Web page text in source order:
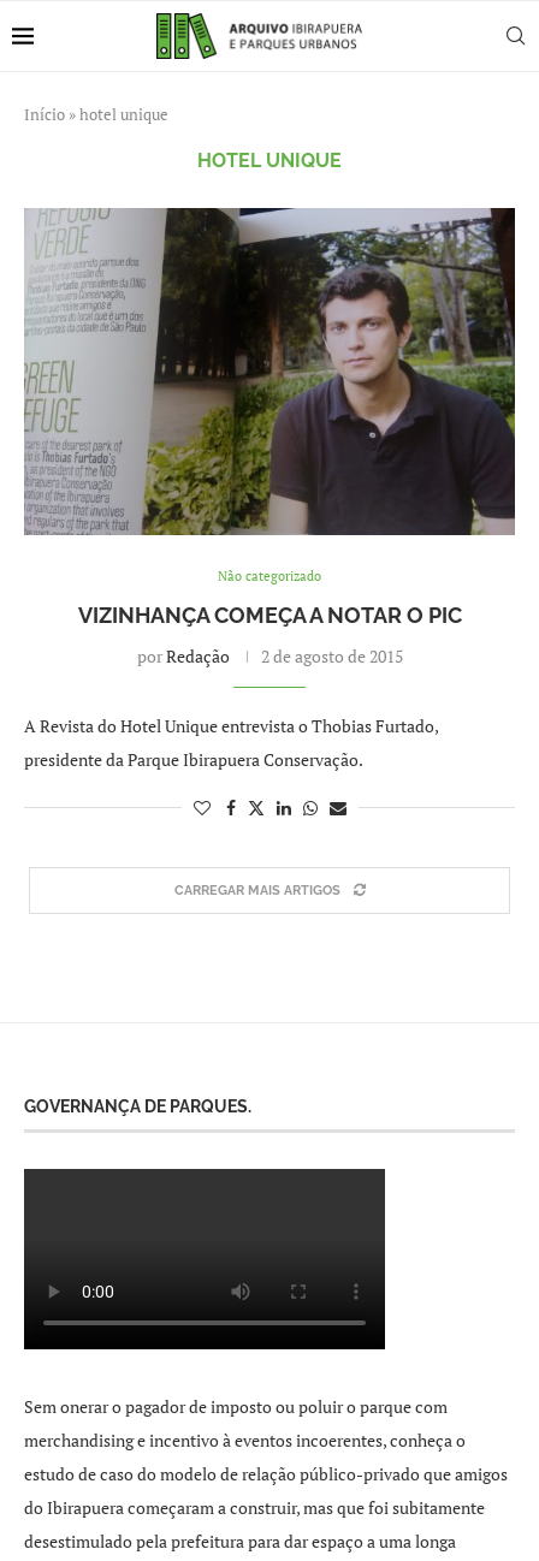
Início »hotel unique
HOTEL UNIQUE
Não categorizado
VIZINHANÇA COMEÇA A NOTAR O PIC
porRedação 2 de agosto de 2015
A Revista do Hotel Unique entrevista o Thobias Furtado,
presidente da Parque Ibirapuera Conservação.
CARREGAR MAIS ARTIGOS
GOVERNANÇA DE PARQUES.
Sem onerar o pagador de imposto ou poluir o parque com
merchandising e incentivo à eventos incoerentes, conheça o
estudo de caso do modelo de relação público-privado que amigos
do Ibirapuera começaram a construir, mas que foi subitamente
desestimulado pela prefeitura para dar espaço a uma longa